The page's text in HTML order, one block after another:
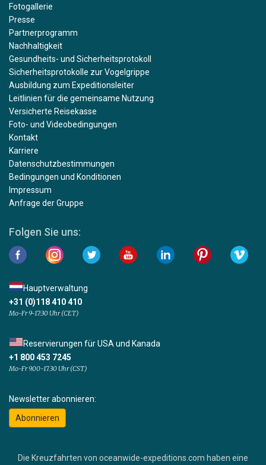
Fotogallerie
Presse
Partnerprogramm
Nachhaltigkeit
Gesundheits- und Sicherheitsprotokoll
Sicherheitsprotokolle zur Vogelgrippe
Ausbildung zum Expeditionsleiter
Leitlinien für die gemeinsame Nutzung
Versicherte Reisekasse
Foto- und Videobedingungen
Kontakt
Karriere
Datenschutzbestimmungen
Bedingungen und Konditionen
Impressum
Anfrage der Gruppe
Folgen Sie uns:
Hauptverwaltung
+31 (0)118 410 410
Mo-Fr 9-17:30 Uhr (CET)
Reservierungen für USA und Kanada
+1 800 453 7245
Mo-Fr 9.00-17.30 Uhr (CST)
Newsletter abonnieren:
Abonnieren
Die Kreuzfahrten von oceanwide-expeditions.com haben eine